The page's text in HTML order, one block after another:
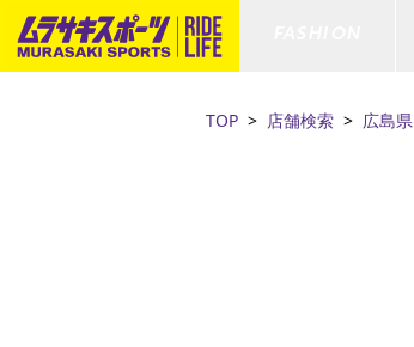
TOP 店舗検索 広島県